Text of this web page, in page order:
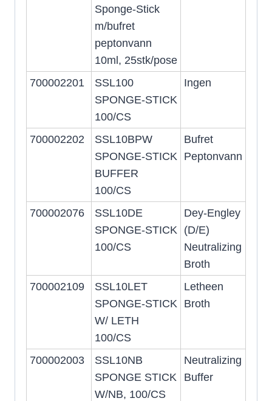
Sponge-Stick
m/bufret
peptonvann
10ml, 25stk/pose
700002201
SSL100
SPONGE-STICK
100/CS
Ingen
700002202
SSL10BPW
SPONGE-STICK
BUFFER
100/CS
Bufret
Peptonvann
700002076
SSL10DE
SPONGE-STICK
100/CS
Dey-Engley
(D/E)
Neutralizing
Broth
700002109
SSL10LET
SPONGE-STICK
W/ LETH
100/CS
Letheen
Broth
700002003
SSL10NB
SPONGE STICK
W/NB, 100/CS
Neutralizing
Buffer